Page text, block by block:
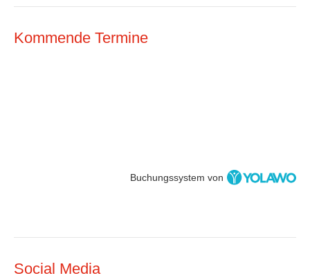
Kommende Termine
Buchungssystem von
Social Media